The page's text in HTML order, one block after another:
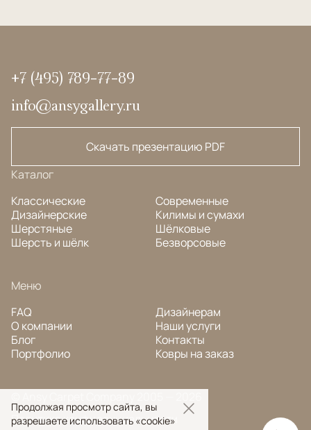
+7 (495) 789-77-89
info@ansygallery.ru
Скачать презентацию PDF
Каталог
Классические
Дизайнерские
Шерстяные
Шерсть и шёлк
Современные
Килимы и сумахи
Шёлковые
Безворсовые
Меню
FAQ
О компании
Блог
Портфолио
Дизайнерам
Наши услуги
Контакты
Ковры на заказ
Политика конфиденциальности
Продолжая просмотр сайта, вы
разрешаете использовать «cookie»